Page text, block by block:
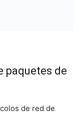
paquetes de
de red de